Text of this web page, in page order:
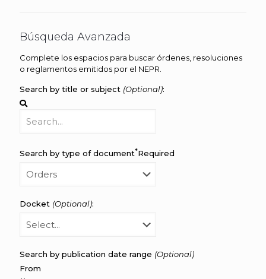
Búsqueda Avanzada
Complete los espacios para buscar órdenes, resoluciones
o reglamentos emitidos por el NEPR.
Search by title or subject (Optional):
Search by type of document*Required
Docket (Optional):
Search by publication date range (Optional)
From